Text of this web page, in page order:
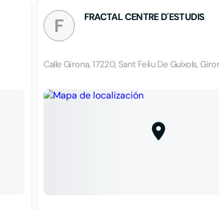
F FRACTAL CENTRE D´ESTUDIS
Calle Girona, 17220, Sant Feliu De Guíxols,